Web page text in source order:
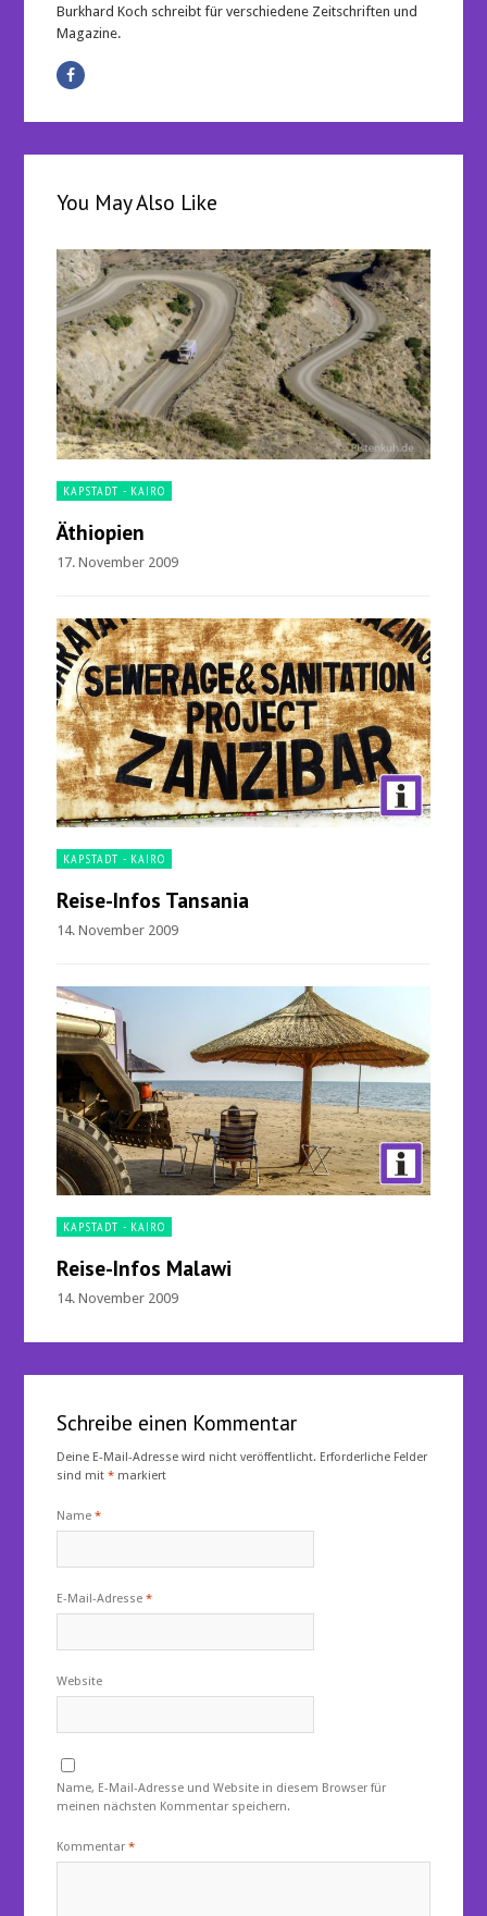
Burkhard Koch schreibt für verschiedene Zeitschriften und
Magazine.
You May Also Like
KAPSTADT - KAIRO
Äthiopien
17. November 2009
KAPSTADT - KAIRO
Reise-Infos Tansania
14. November 2009
KAPSTADT - KAIRO
Reise-Infos Malawi
14. November 2009
Schreibe einen Kommentar
Deine E-Mail-Adresse wird nicht veröffentlicht. Erforderliche Felder
sind mit* markiert
Name*
E-Mail-Adresse*
Website
Name, E-Mail-Adresse und Website in diesem Browser für
meinen nächsten Kommentar speichern.
Kommentar*